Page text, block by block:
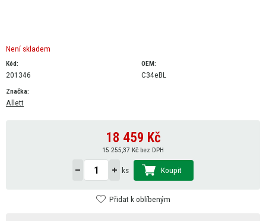
Není skladem
Kód:
201346
OEM:
C34eBL
Značka:
Allett
18 459 Kč
15 255,37 Kč bez DPH
ks Koupit
Přidat k oblíbeným